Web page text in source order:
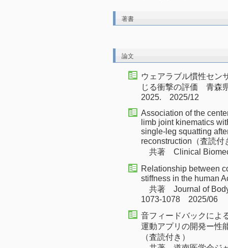
著書
論文
ウェアラブル慣性セン
じる衝撃の評価 青森
2025. 2025/12
Association of the
limb joint kinematics
single-leg squatting
reconstruction（査読付
共著 Clinical
Relationship between
stiffness in the human
共著 Journal of
1073-1078 2025/06
音フィードバックによ
運動アプリの開発ー性
（査読付き）